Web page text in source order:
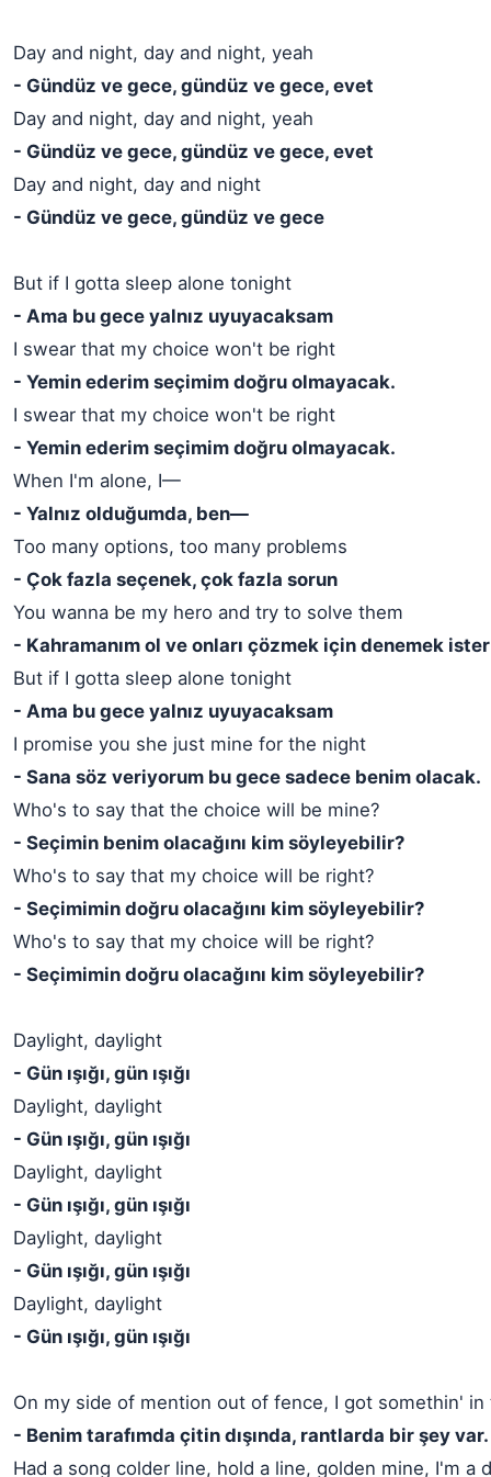
Day and night, day and night, yeah
- Gündüz ve gece, gündüz ve gece, evet
Day and night, day and night, yeah
- Gündüz ve gece, gündüz ve gece, evet
Day and night, day and night
- Gündüz ve gece, gündüz ve gece
But if I gotta sleep alone tonight
- Ama bu gece yalnız uyuyacaksam
I swear that my choice won't be right
- Yemin ederim seçimim doğru olmayacak.
I swear that my choice won't be right
- Yemin ederim seçimim doğru olmayacak.
When I'm alone, I—
- Yalnız olduğumda, ben—
Too many options, too many problems
- Çok fazla seçenek, çok fazla sorun
You wanna be my hero and try to solve them
- Kahramanım ol ve onları çözmek için denemek
But if I gotta sleep alone tonight
- Ama bu gece yalnız uyuyacaksam
I promise you she just mine for the night
- Sana söz veriyorum bu gece sadece benim olacak.
Who's to say that the choice will be mine?
- Seçimin benim olacağını kim söyleyebilir?
Who's to say that my choice will be right?
- Seçimimin doğru olacağını kim söyleyebilir?
Who's to say that my choice will be right?
- Seçimimin doğru olacağını kim söyleyebilir?
Daylight, daylight
- Gün ışığı, gün ışığı
Daylight, daylight
- Gün ışığı, gün ışığı
Daylight, daylight
- Gün ışığı, gün ışığı
Daylight, daylight
- Gün ışığı, gün ışığı
Daylight, daylight
- Gün ışığı, gün ışığı
On my side of mention out of fence, I got somethin' in
- Benim tarafımda çitin dışında, rantlarda bir şey var.
Had a song colder line, hold a line, golden mine, I'm a